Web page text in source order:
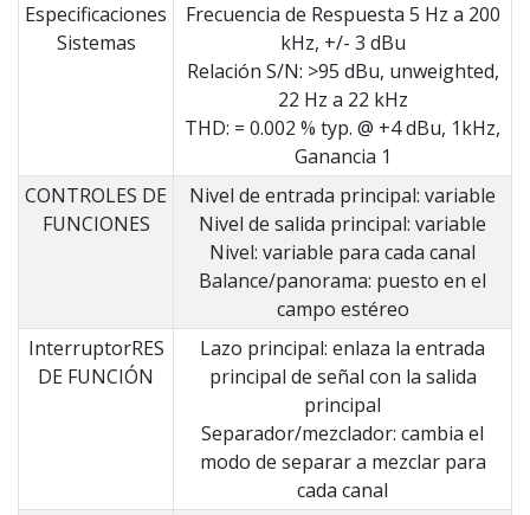
Especificaciones
Sistemas
Frecuencia de Respuesta 5 Hz a 200
kHz, +/- 3 dBu
Relación S/N: >95 dBu, unweighted,
22 Hz a 22 kHz
THD: = 0.002 % typ. @ +4 dBu, 1kHz,
Ganancia 1
CONTROLES DE
FUNCIONES
Nivel de entrada principal: variable
Nivel de salida principal: variable
Nivel: variable para cada canal
Balance/panorama: puesto en el
campo estéreo
InterruptorRES
DE FUNCIÓN
Lazo principal: enlaza la entrada
principal de señal con la salida
principal
Separador/mezclador: cambia el
modo de separar a mezclar para
cada canal